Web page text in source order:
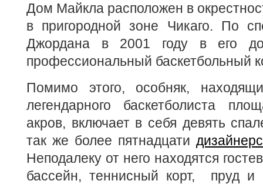
Дом Майкла расположен в
в пригородной зоне Чикаго. По
Джордана в 2001 году в его
профессиональный баскетбольный
Помимо этого, особняк,
легендарного баскетболиста
акров, включает в себя девять
так же более пятнадцати
Неподалеку от него находятся
бассейн, теннисный корт, пруд и